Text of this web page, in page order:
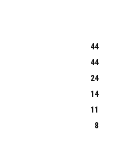
44
44
24
14
11
8